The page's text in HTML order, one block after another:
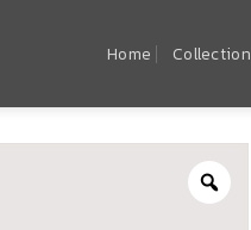
Home Collection